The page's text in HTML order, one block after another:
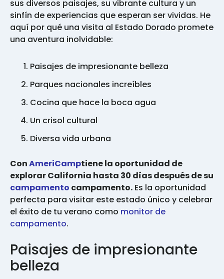
sus diversos paisajes, su vibrante cultura y un
sinfín de experiencias que esperan ser vividas. He
aquí por qué una visita al Estado Dorado promete
una aventura inolvidable:
Paisajes de impresionante belleza
Parques nacionales increíbles
Cocina que hace la boca agua
Un crisol cultural
Diversa vida urbana
ConAmeriCamptiene la oportunidad de
explorar California hasta 30 días después de su
campamento campamento. Es la oportunidad
perfecta para visitar este estado único y celebrar
el éxito de tu verano como monitor de
campamento.
Paisajes de impresionante
belleza